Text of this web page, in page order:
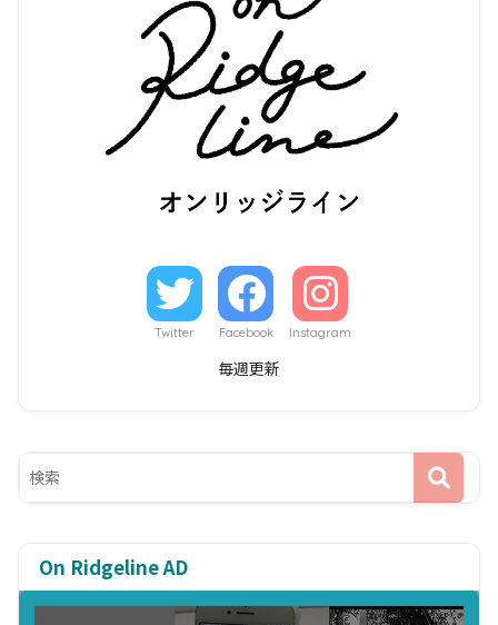
Twitter Facebook Instagram
毎週更新
On Ridgeline AD